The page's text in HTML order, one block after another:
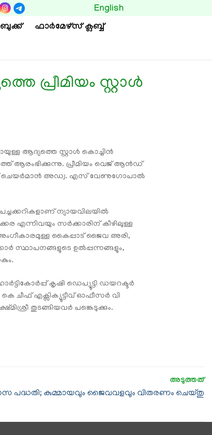
ഫാര്‍മേഴ്സ് ക്ലബ്ബ്
English
പ്രീമിയം സ്റ്റാൾ
ആദ്യത്തെ സ്റ്റാൾ കൊച്ചിൻ
ആരംഭിക്കുന്നു. പ്രീമിയം വെജ് ആൻഡ്
ചെയർമാൻ അഡ്വ. എസ് വേണുഗോപാൽ
ന്യായവിലയിൽ
എന്നിവയും സർക്കാരിന് കീഴിലുള്ള
അംഗീകാരമുള്ള കൈപ്പാട് ജൈവ അരി,
സ്ഥാപനങ്ങളുടെ ഉൽപ്പന്നങ്ങളും,
കൃഷി ഡെപ്യൂട്ടി ഡയറക്ടർ
ചീഫ് എക്സിക്യൂട്ടീവ് ഓഫീസർ വി
തുടങ്ങിയവർ പങ്കെടുക്കും.
പദ്ധതി; കുമ്മായവും ജൈവവളവും വിതരണം ചെയ്തു